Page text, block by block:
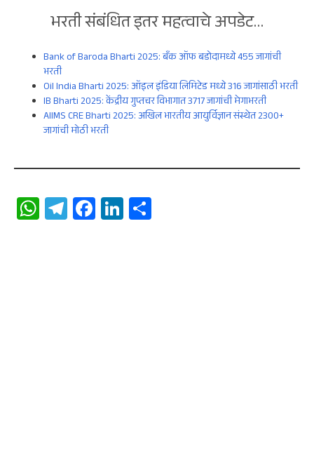
भरती संबंधित इतर महत्वाचे अपडेट…
Bank of Baroda Bharti 2025: बँक ऑफ बडोदामध्ये 455 जागांची
भरती
Oil India Bharti 2025: ऑइल इंडिया लिमिटेड मध्ये 316 जागांसाठी भरती
IB Bharti 2025: केंद्रीय गुप्तचर विभागात 3717 जागांची मेगाभरती
AIIMS CRE Bharti 2025: अखिल भारतीय आयुर्विज्ञानसंस्थेत 2300+
जागांची मोठी भरती
W
ha
Te
le
Fa
ce
Li
n